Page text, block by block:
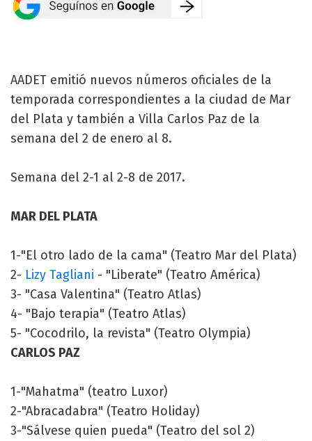
AADET emitió nuevos números oficiales de la
temporada correspondientes a la ciudad de Mar
del Plata y también a Villa Carlos Paz de la
semana del 2 de enero al 8.
Semana del 2-1 al 2-8 de 2017.
MAR DEL PLATA
1-"El otro lado de la cama" (Teatro Mar del Plata)
2- Lizy Tagliani - "Liberate" (Teatro América)
3- "Casa Valentina" (Teatro Atlas)
4- "Bajo terapia" (Teatro Atlas)
5- "Cocodrilo, la revista" (Teatro Olympia)
CARLOS PAZ
1-"Mahatma" (teatro Luxor)
2-"Abracadabra" (Teatro Holiday)
3-"Sálvese quien pueda" (Teatro del sol 2)